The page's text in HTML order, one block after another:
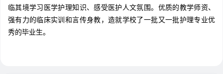
临其境学习医学护理知识、感受医护人文氛围。优质的教学师资、
强有力的临床实训和言传身教，造就学校了一批又一批护理专业优
秀的毕业生。